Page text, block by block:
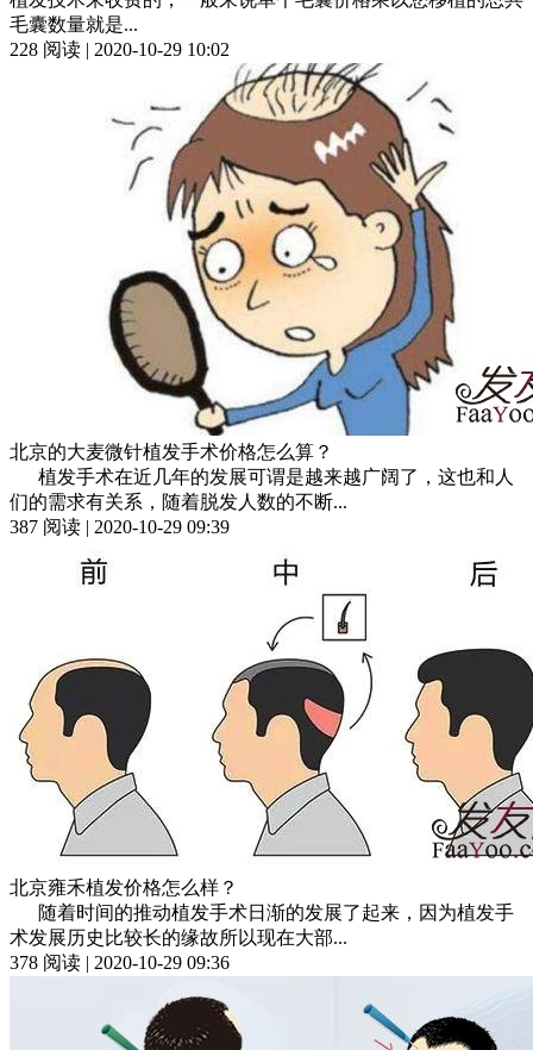
毛囊数量就是...
228 阅读 | 2020-10-29 10:02
北京的大麦微针植发手术价格怎么算？
植发手术在近几年的发展可谓是越来越广阔了，这也和人
们的需求有关系，随着脱发人数的不断...
387 阅读 | 2020-10-29 09:39
北京雍禾植发价格怎么样？
随着时间的推动植发手术日渐的发展了起来，因为植发手
术发展历史比较长的缘故所以现在大部...
378 阅读 | 2020-10-29 09:36